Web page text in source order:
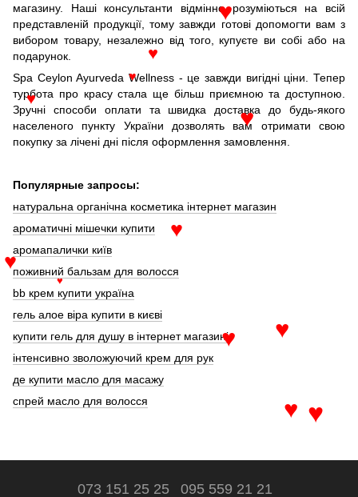
магазину. Наші консультанти відмінно розуміються на всій
представленій продукції, тому завжди готові допомогти вам з
вибором товару, незалежно від того, купуєте ви собі або на
подарунок.
Spa Ceylon Ayurveda Wellness - це завжди вигідні ціни. Тепер
турбота про красу стала ще більш приємною та доступною.
Зручні способи оплати та швидка доставка до будь-якого
населеного пункту України дозволять вам отримати свою
покупку за лічені дні після оформлення замовлення.
Популярные запросы:
натуральна органічна косметика інтернет магазин
ароматичні мішечки купити
аромапалички київ
поживний бальзам для волосся
bb крем купити україна
гель алое віра купити в києві
купити гель для душу в інтернет магазині
інтенсивно зволожуючий крем для рук
де купити масло для масажу
спрей масло для волосся
073 151 25 25 095 559 21 21
♥
♥
♥
♥
♥
♥
♥
♥
♥
♥
♥
♥